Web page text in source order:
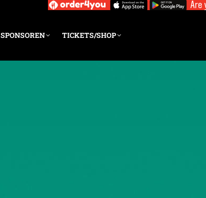
SPONSOREN TICKETS/SHOP